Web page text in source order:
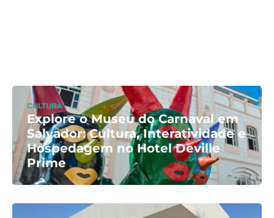
CULTURA
Explore o Museu do Carnaval em
Salvador: Cultura, Interatividade e
Hospedagem no Hotel Deville
Prime